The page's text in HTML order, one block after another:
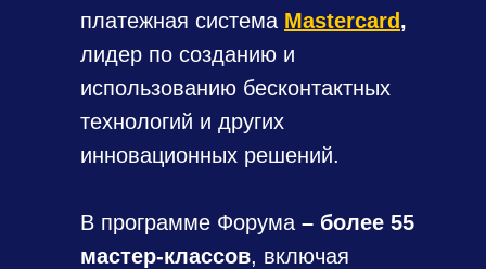
платежная система Mastercard,
лидер по созданию и
использованию бесконтактных
технологий и других
инновационных решений.
В программе Форума – более 55
мастер-классов, включая